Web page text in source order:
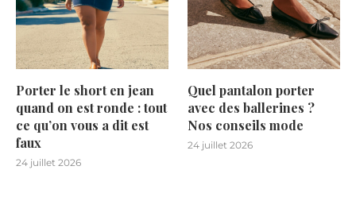
Porter le short en jean
quand on est ronde : tout
ce qu’on vous a dit est
faux
24 juillet 2026
Quel pantalon porter
avec des ballerines ?
Nos conseils mode
24 juillet 2026